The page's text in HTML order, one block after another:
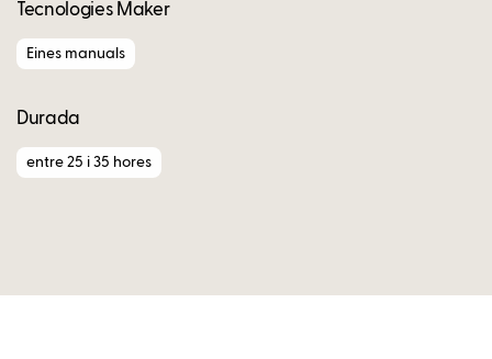
Tecnologies Maker
Eines manuals
Durada
entre 25 i 35 hores